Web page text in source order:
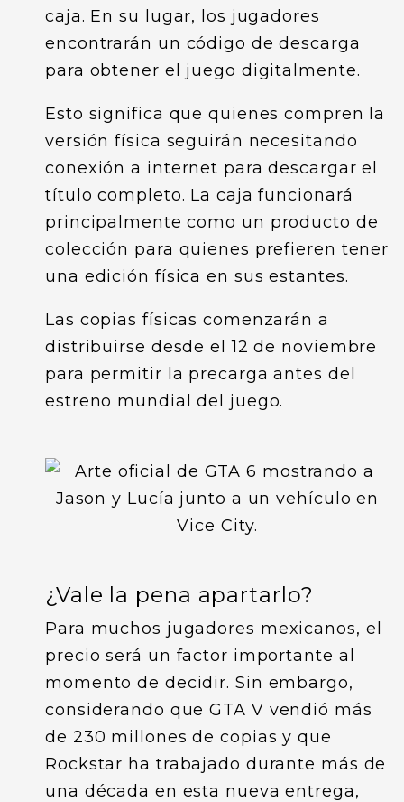
caja. En su lugar, los jugadores
encontrarán un código de descarga
para obtener el juego digitalmente.
Esto significa que quienes compren la
versión física seguirán necesitando
conexión a internet para descargar el
título completo. La caja funcionará
principalmente como un producto de
colección para quienes prefieren tener
una edición física en sus estantes.
Las copias físicas comenzarán a
distribuirse desde el 12 de noviembre
para permitir la precarga antes del
estreno mundial del juego.
¿Vale la pena apartarlo?
Para muchos jugadores mexicanos, el
precio será un factor importante al
momento de decidir. Sin embargo,
considerando que GTA V vendió más
de 230 millones de copias y que
Rockstar ha trabajado durante más de
una década en esta nueva entrega,